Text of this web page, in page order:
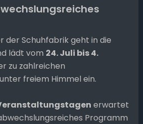
der Schuhfabrik geht in die
lädt vom 24. Juli bis 4.
zu zahlreichen
freiem Himmel ein.
erwartet
Programm